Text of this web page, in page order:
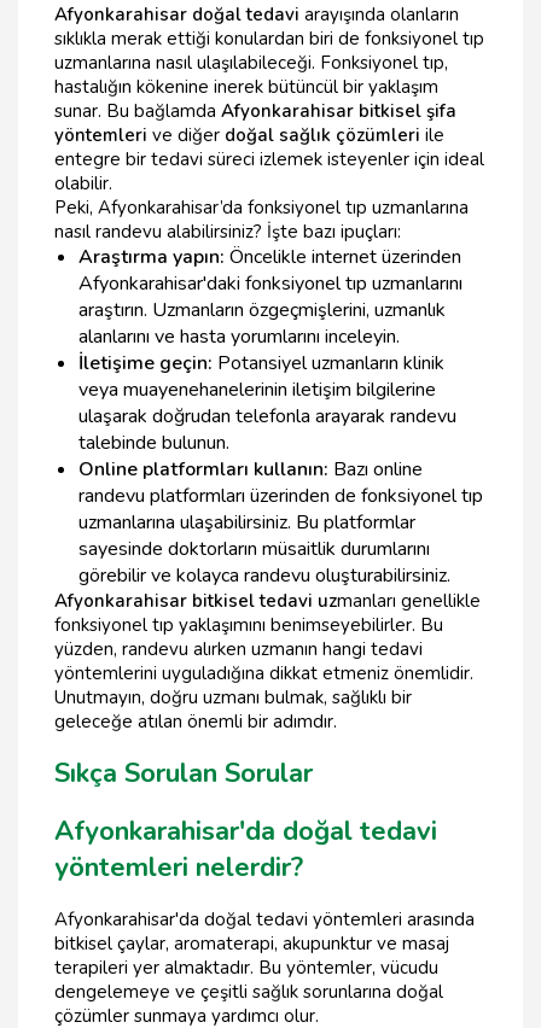
Afyonkarahisar doğal tedavi arayışında olanların
sıklıkla merak ettiği konulardan biri de fonksiyonel tıp
uzmanlarına nasıl ulaşılabileceği. Fonksiyonel tıp,
hastalığın kökenine inerek bütüncül bir yaklaşım
sunar. Bu bağlamda Afyonkarahisar bitkisel şifa
yöntemleri ve diğer doğal sağlık çözümleri ile
entegre bir tedavi süreci izlemek isteyenler için ideal
olabilir.
Peki, Afyonkarahisar’da fonksiyonel tıp uzmanlarına
nasıl randevu alabilirsiniz? İşte bazı ipuçları:
Araştırma yapın: Öncelikle internet üzerinden
Afyonkarahisar'daki fonksiyonel tıp uzmanlarını
araştırın. Uzmanların özgeçmişlerini, uzmanlık
alanlarını ve hasta yorumlarını inceleyin.
İletişime geçin: Potansiyel uzmanların klinik
veya muayenehanelerinin iletişim bilgilerine
ulaşarak doğrudan telefonla arayarak randevu
talebinde bulunun.
Online platformları kullanın: Bazı online
randevu platformları üzerinden de fonksiyonel tıp
uzmanlarına ulaşabilirsiniz. Bu platformlar
sayesinde doktorların müsaitlik durumlarını
görebilir ve kolayca randevu oluşturabilirsiniz.
Afyonkarahisar bitkisel tedavi uzmanları genellikle
fonksiyonel tıp yaklaşımını benimseyebilirler. Bu
yüzden, randevu alırken uzmanın hangi tedavi
yöntemlerini uyguladığına dikkat etmeniz önemlidir.
Unutmayın, doğru uzmanı bulmak, sağlıklı bir
geleceğe atılan önemli bir adımdır.
Sıkça Sorulan Sorular
Afyonkarahisar'da doğal tedavi
yöntemleri nelerdir?
Afyonkarahisar'da doğal tedavi yöntemleri arasında
bitkisel çaylar, aromaterapi, akupunktur ve masaj
terapileri yer almaktadır. Bu yöntemler, vücudu
dengelemeye ve çeşitli sağlık sorunlarına doğal
çözümler sunmaya yardımcı olur.